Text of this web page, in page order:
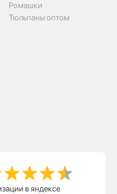
Ромашки
Тюльпаны оптом
в яндексе